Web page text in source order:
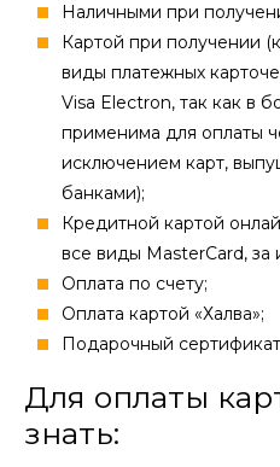
Наличными при
Картой при получении
виды платежных
Visa Electron, так как в
применима для оплаты
исключением карт,
банками);
Кредитной картой
все виды MasterCard,
Оплата по счету;
Оплата картой «Халва»;
Подарочный
Для оплаты
знать: